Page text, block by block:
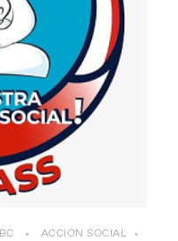
ACCIÓN SOCIAL